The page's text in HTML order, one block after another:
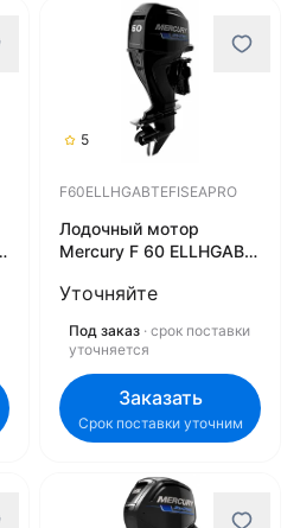
5
F60ELLHGABTEFISEAPRO
Лодочный мотор
Mercury F 60 ELLHGABT
F60ELLHGABTEFISEAPRO
Уточняйте
Под заказ · срок поставки
уточняется
Заказать
Срок поставки уточним